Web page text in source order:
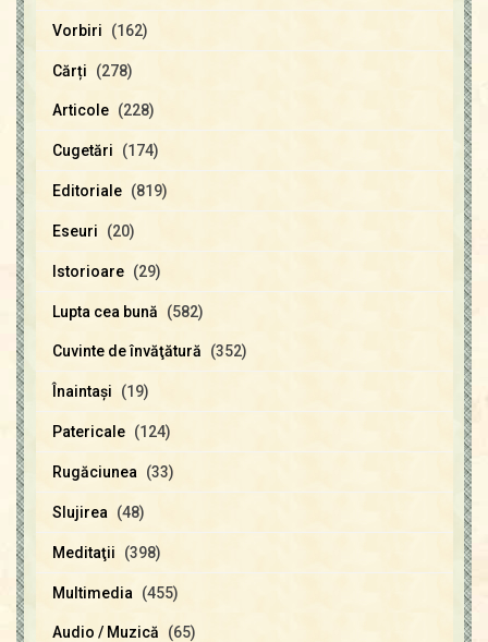
Vorbiri (162)
Cărți (278)
Articole (228)
Cugetări (174)
Editoriale (819)
Eseuri (20)
Istorioare (29)
Lupta cea bună (582)
Cuvinte de învăţătură (352)
Înaintaşi (19)
Patericale (124)
Rugăciunea (33)
Slujirea (48)
Meditaţii (398)
Multimedia (455)
Audio / Muzică (65)